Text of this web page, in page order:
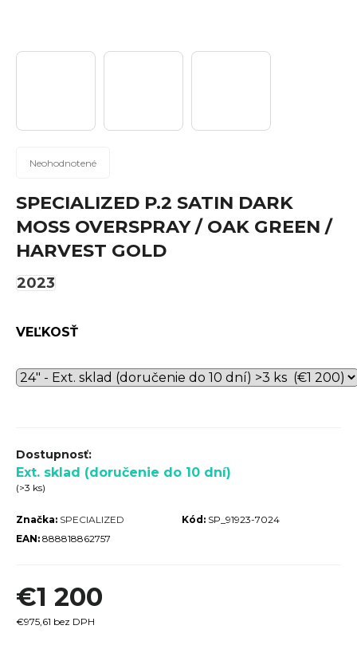
Priemerné
produktu
je
0,0
z
hviezdičiek.
Neohodnotené
SPECIALIZED P.2 SATIN DARK
MOSS OVERSPRAY / OAK GREEN /
HARVEST GOLD
2023
VEĽKOSŤ
Ext. sklad (doručenie do 10 dní)
(>3 ks)
Kód: SP_91923-7024
Značka: SPECIALIZED
EAN: 888818862757
€1 200
€975,61 bez DPH
?
Hľadať
O
p
r
m
e